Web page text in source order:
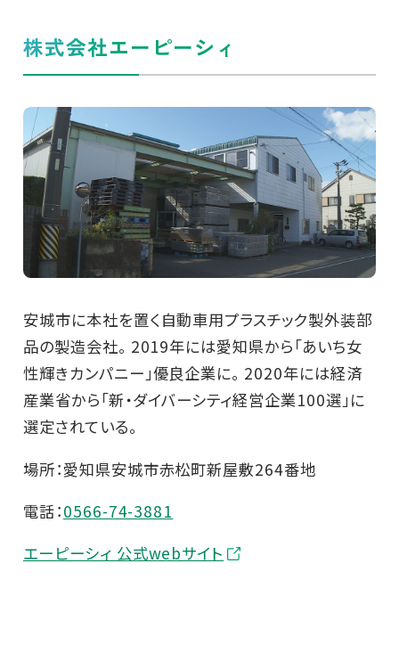
株式会社エーピーシィ
安城市に本社を置く自動車用プラスチック製外装部
品の製造会社。 2019年には愛知県から「あいち女
性輝きカンパニー」優良企業に。 2020年には経済
産業省から「新・ダイバーシティ経営企業100選」に
選定されている。
場所：愛知県安城市赤松町新屋敷264番地
電話：0566-74-3881
エーピーシィ 公式webサイト